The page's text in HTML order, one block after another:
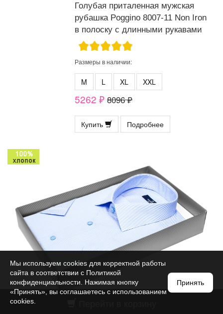
Голубая приталенная мужская
рубашка Poggino 8007-11 Non Iron
в полоску с длинными рукавами
Размеры в наличии:
M L XL XXL
5262 ₽ 8096 ₽
Купить Подробнее
Мы используем cookies для корректной работы
сайта в соответствии с Политикой
конфиденциальности . Нажимая кнопку
«Принять», вы соглашаетесь с использованием
cookies.
Принять